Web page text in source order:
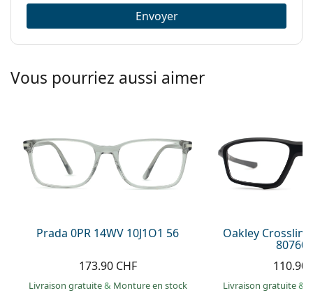
Envoyer
Vous pourriez aussi aimer
Prada 0PR 14WV 10J1O1 56
173.90 CHF
Livraison gratuite& Monture en stock
Oakley
110.90
Livraison gratuite&